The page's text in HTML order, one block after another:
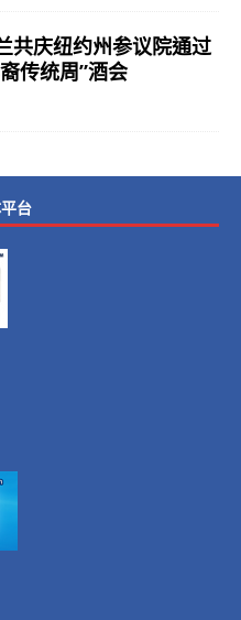
共庆纽约州参议院通过
传统周”酒会
台